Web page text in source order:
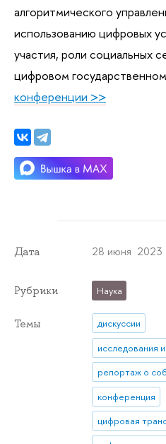
алгоритмического
использованию цифровых
участия, роли социальных
цифровом
конференции >>
Дата 28 июня 2023
Рубрики Наука
Темы
дискуссии
исследования
репортаж о
конференция
цифровая